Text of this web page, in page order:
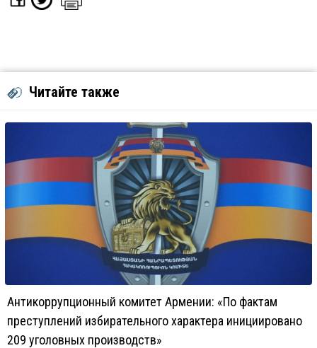
Читайте также
Антикоррупционный комитет Армении: «По фактам
преступлений избирательного характера инициировано
209 уголовных производств»